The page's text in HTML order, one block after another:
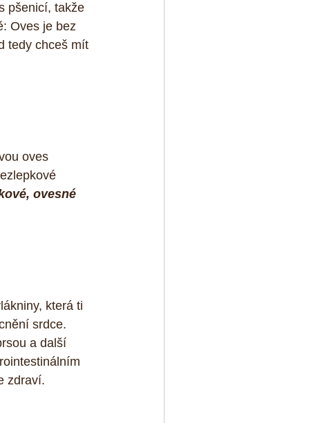
pšenicí, takže
Oves je bez
tedy chceš mít
oves
ovesné
která ti
srdce.
a další
zdraví.